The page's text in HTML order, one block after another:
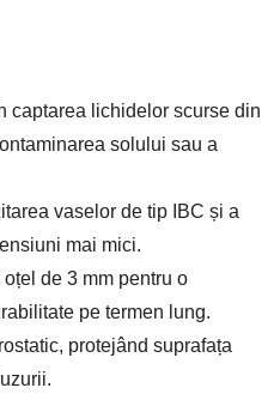
captarea lichidelor scurse din
solului sau a
vaselor de tip IBC și a
mai mici.
de 3 mm pentru o
pe termen lung.
protejând suprafața